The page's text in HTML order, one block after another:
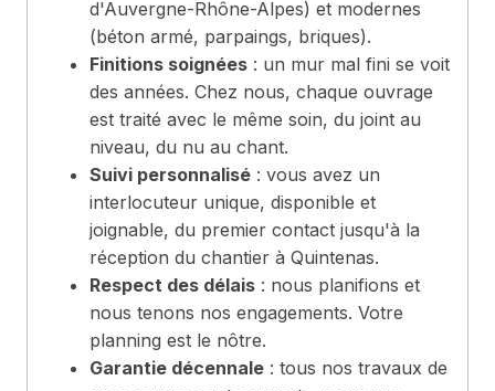
d'Auvergne-Rhône-Alpes) et modernes
(béton armé, parpaings, briques).
Finitions soignées : un mur mal fini se voit
des années. Chez nous, chaque ouvrage
est traité avec le même soin, du joint au
niveau, du nu au chant.
Suivi personnalisé : vous avez un
interlocuteur unique, disponible et
joignable, du premier contact jusqu'à la
réception du chantier à Quintenas.
Respect des délais : nous planifions et
nous tenons nos engagements. Votre
planning est le nôtre.
Garantie décennale : tous nos travaux de